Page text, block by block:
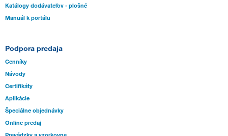
Katálogy dodávateľov - plošné
Manuál k portálu
Podpora predaja
Cenníky
Návody
Certifikáty
Aplikácie
Špeciálne objednávky
Online predaj